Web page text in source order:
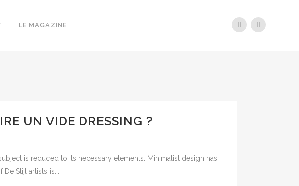
LE MAGAZINE
UN VIDE DRESSING ?
is reduced to its necessary elements. Minimalist design has
Stijl artists is...